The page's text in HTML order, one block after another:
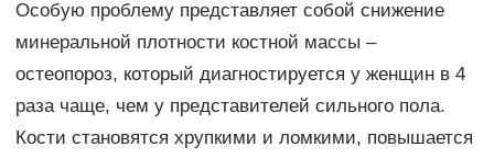
Особую проблему представляет собой снижение
минеральной плотности костной массы –
остеопороз, который диагностируется у женщин в 4
раза чаще, чем у представителей сильного пола.
Кости становятся хрупкими и ломкими, повышается